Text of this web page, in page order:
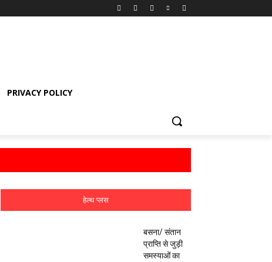
PRIVACY POLICY
हेल्थ प्लस
बसना/ संतान
प्राप्ति से जुड़ी
समस्याओं का